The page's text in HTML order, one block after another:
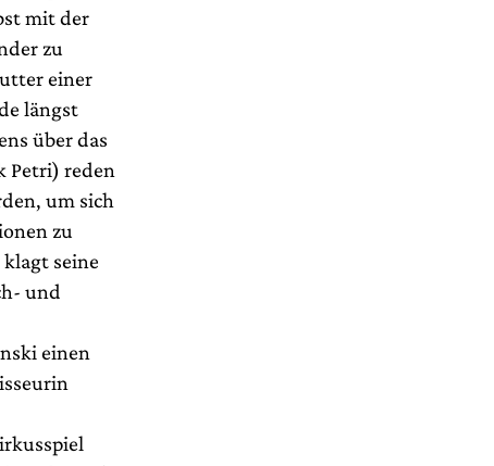
mit der
zu
einer
längst
über das
Petri) reden
um sich
zu
seine
und
einen